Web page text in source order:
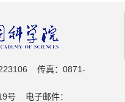
传真：0871-
号 电子邮件：